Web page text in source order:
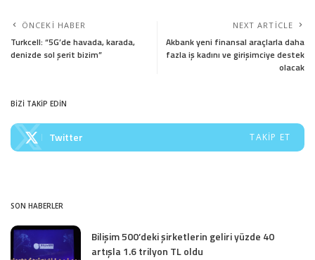
ÖNCEKI HABER
Turkcell: “5G’de havada, karada,
denizde sol şerit bizim”
NEXT ARTICLE
Akbank yeni finansal araçlarla daha
fazla iş kadını ve girişimciye destek
olacak
BİZİ TAKİP EDİN
Twitter TAKIP ET
SON HABERLER
Bilişim 500’deki şirketlerin geliri yüzde 40
artışla 1.6 trilyon TL oldu